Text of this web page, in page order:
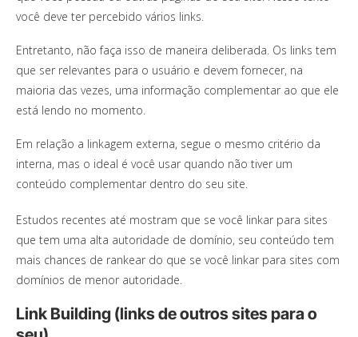
você deve ter percebido vários links.
Entretanto, não faça isso de maneira deliberada. Os links tem
que ser relevantes para o usuário e devem fornecer, na
maioria das vezes, uma informação complementar ao que ele
está lendo no momento.
Em relação a linkagem externa, segue o mesmo critério da
interna, mas o ideal é você usar quando não tiver um
conteúdo complementar dentro do seu site.
Estudos recentes até mostram que se você linkar para sites
que tem uma alta autoridade de domínio, seu conteúdo tem
mais chances de rankear do que se você linkar para sites com
domínios de menor autoridade.
Link Building (links de outros sites para o